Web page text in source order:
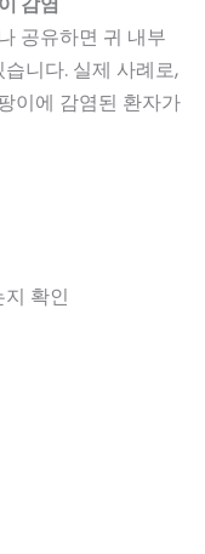
공유하면 귀 내부
니다. 실제 사례로,
이에 감염된 환자가
확인